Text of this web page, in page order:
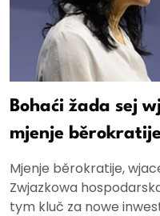
Bohaći žada sej
mjenje běrokratije
Mjenje běrokratije,
Zwjazkowa
tym kluč za nowe